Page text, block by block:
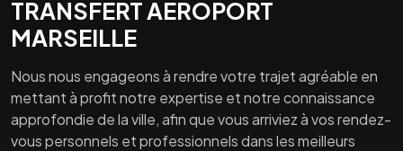
TRANSFERT AEROPORT
MARSEILLE
Nous nous engageons à rendre votre trajet agréable en
mettant à profit notre expertise et notre connaissance
approfondie de la ville, afin que vous arriviez à vos rendez-
vous personnels et professionnels dans les meilleurs